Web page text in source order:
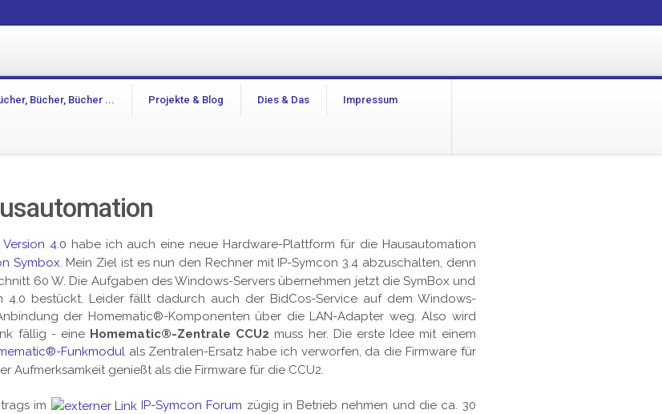
Bücher, Bücher ... Projekte & Blog Dies & Das Impressum
4.0 habe ich auch eine neue Hardware-Plattform für die Hausautomation
Symbox. Mein Ziel ist es nun den Rechner mit IP-Symcon 3.4 abzuschalten, denn
60 W. Die Aufgaben des Windows-Servers übernehmen jetzt die SymBox und
4.0 bestückt. Leider fällt dadurch auch der BidCos-Service auf dem Windows-
der Homematic®-Komponenten über die LAN-Adapter weg. Also wird
fällig - eine Homematic®-Zentrale CCU2 muss her. Die erste Idee mit einem
Funkmodulals Zentralen-Ersatz habe ich verworfen, da die Firmware für
Aufmerksamkeit genießt als die Firmware für die CCU2.
im IP-Symcon Forum zügig in Betrieb nehmen und die ca. 30